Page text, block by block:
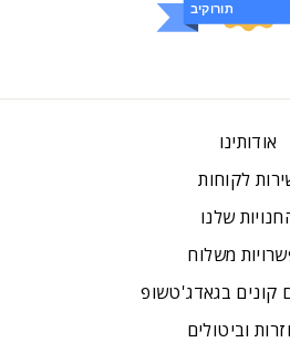
ביקורות
אודותינו
לקוחות
שלנו
משלוח
קונים בגאדג'טשופ
וביטולים